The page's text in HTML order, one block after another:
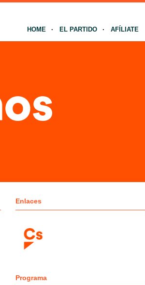
HOME EL PARTIDO AFÍLIATE
Enlaces
Programa